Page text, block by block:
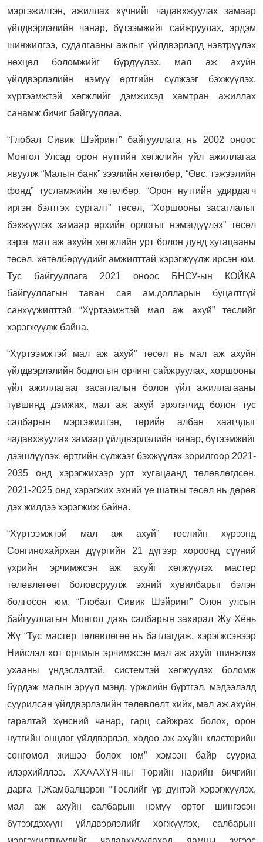
мэргэжилтэн, ажиллах хүчнийг чадавхжуулах замаар
үйлдвэрлэлийн чанар, бүтээмжийг сайжруулах, эрдэм
шинжилгээ, судалгааны ажлыг үйлдвэрлэлд нэвтрүүлэх
нөхцөл боломжийг бүрдүүлэх, мал аж ахуйн
үйлдвэрлэлийн нэмүү өртгийн сүлжээг бэхжүүлэх,
хүртээмжтэй хөгжлийг дэмжихэд хамтран ажиллах
санамж бичиг байгууллаа.
“Глобал Сивик Шэйринг” байгууллага нь 2002 оноос
Монгол Улсад орон нутгийн хөгжлийн үйл ажиллагаа
явуулж “Малын банк” зээлийн хөтөлбөр, “Өвс, тэжээлийн
фонд” тусламжийн хөтөлбөр, “Орон нутгийн удирдагч
иргэн бэлтгэх сургалт” төсөл, “Хоршооны засаглалыг
бэхжүүлэх замаар өрхийн орлогыг нэмэгдүүлэх” төсөл
зэрэг мал аж ахуйн хөгжлийн урт болон дунд хугацааны
төсөл, хөтөлбөрүүдийг амжилттай хэрэгжүүлж ирсэн юм.
Тус байгууллага 2021 оноос БНСУ-ын КОЙКА
байгууллагын таван сая ам.долларын буцалтгүй
санхүүжилттэй “Хүртээмжтэй мал аж ахуй” төслийг
хэрэгжүүлж байна.
“Хүртээмжтэй мал аж ахуй” төсөл нь мал аж ахуйн
үйлдвэрлэлийн бодлогын орчинг сайжруулах, хоршооны
үйл ажиллагааг засаглалын болон үйл ажиллагааны
түвшинд дэмжих, мал аж ахуй эрхлэгчид болон тус
салбарын мэргэжилтэн, төрийн албан хаагчдыг
чадавхжуулах замаар үйлдвэрлэлийн чанар, бүтээмжийг
дээшлүүлэх, өртгийн сүлжээг бэхжүүлэх зорилгоор 2021-
2035 онд хэрэгжихээр урт хугацаанд төлөвлөгдсөн.
2021-2025 онд хэрэгжих эхний үе шатны төсөл нь дөрөв
дэх жилдээ хэрэгжиж байна.
“Хүртээмжтэй мал аж ахуй” төслийн хүрээнд
Сонгинохайрхан дүүргийн 21 дүгээр хороонд сүүний
үхрийн эрчимжсэн аж ахуйг хөгжүүлэх мастер
төлөвлөгөөг боловсруулж эхний хувилбарыг бэлэн
болгосон юм. “Глобал Сивик Шэйринг” Олон улсын
байгууллагын Монгол дахь салбарын захирал Жу Хёнь
Жү “Тус мастер төлөвлөгөө нь батлагдаж, хэрэгжсэнээр
Нийслэл хот орчмын эрчимжсэн мал аж ахуйг шинжлэх
ухааны үндэслэлтэй, системтэй хөгжүүлэх боломж
бүрдэж малын эрүүл мэнд, үржлийн бүртгэл, мэдээлэлд
суурилсан үйлдвэрлэлийн төлөвлөлт хийх, мал аж ахуйн
гаралтай хүнсний чанар, гарц сайжрах болох, орон
нутгийн онцлог үйлдвэрлэл, хөдөө аж ахуйн кластерийн
сонгомол жишээ болох юм” хэмээн байр сууриа
илэрхийллээ. ХХААХҮЯ-ны Төрийн нарийн бичгийн
дарга Т.Жамбалцэрэн “Төслийг үр дүнтэй хэрэгжүүлэх,
мал аж ахуйн салбарын нэмүү өртөг шингэсэн
бүтээгдэхүүн үйлдвэрлэлийг хөгжүүлэх, салбарын